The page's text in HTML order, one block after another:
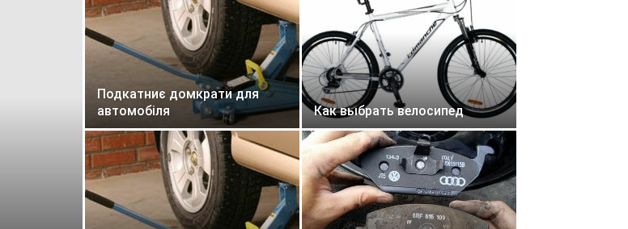
Подкатниє домкрати для
автомобіля
Как выбрать велосипед